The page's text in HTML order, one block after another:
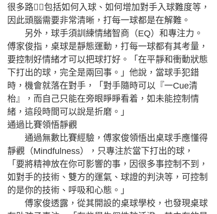
很多路，包括如何入球、如何增加對手入球難度等，
因此頭腦需要非常清晰，打每一球都是在解難。
另外，球手須訓練情緒智商（EQ）和專注力。
傅家俊指，桌球是靜態運動，打每一球都有其考量，
要控制好情緒才可以把球打好。「在平靜和衝動狀態
下打出的球，完全是兩回事。」他說，當球手犯錯
時，機會就落在對手，「對手隨時可以『一Cue清
枱』，而自己只能在旁眼睜睜看着，如未能控制情
緒，這段時間可以說是折磨。」
通過比賽領悟靜觀
通過無數比賽經驗，傅家俊領悟出桌球手應懂得
靜觀（Mindfulness），只專注於當下打出的球，
「要將精神放在你可影響的事，因很多事控制不到，
如對手的技術、雙方的運氣、球證的判決等，可控制
的是你的技術、呼吸和心態。」
傅家俊透露，從其開設的桌球學校，也發現桌球